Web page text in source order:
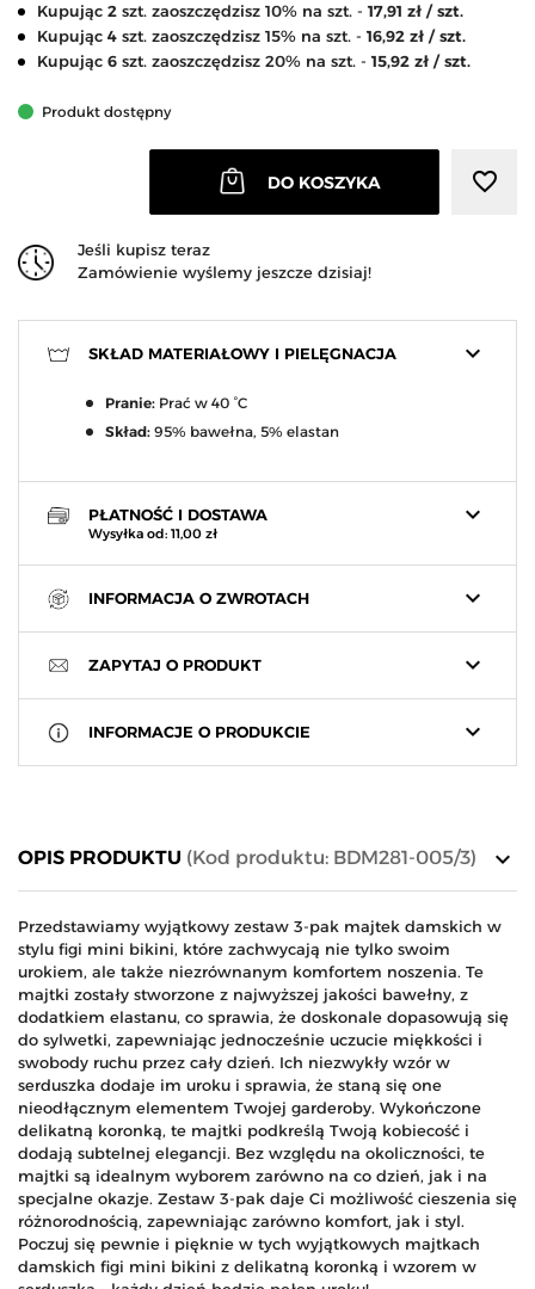
Kupując 2 szt. zaoszczędzisz 10% na szt. - 17,91 zł / szt.
Kupując 4 szt. zaoszczędzisz 15% na szt. - 16,92 zł / szt.
Kupując 6 szt. zaoszczędzisz 20% na szt. - 15,92 zł / szt.
Produkt dostępny
DO KOSZYKA favorite_border
Jeśli kupisz teraz
Zamówienie wyślemy jeszcze dzisiaj!
keyboard_arrow_down
SKŁAD MATERIAŁOWY I PIELĘGNACJA
Pranie: Prać w 40 °C
Skład: 95% bawełna, 5% elastan
keyboard_arrow_down
PŁATNOŚĆ I DOSTAWA
Wysyłka od: 11,00 zł
keyboard_arrow_down
INFORMACJA O ZWROTACH
keyboard_arrow_down
ZAPYTAJ O PRODUKT
keyboard_arrow_down
INFORMACJE O PRODUKCIE
keyboard_arrow_down
OPIS PRODUKTU (Kod produktu: BDM281-005/3)
Przedstawiamy wyjątkowy zestaw 3-pak majtek damskich w
stylu figi mini bikini, które zachwycają nie tylko swoim
urokiem, ale także niezrównanym komfortem noszenia. Te
majtki zostały stworzone z najwyższej jakości bawełny, z
dodatkiem elastanu, co sprawia, że doskonale dopasowują się
do sylwetki, zapewniając jednocześnie uczucie miękkości i
swobody ruchu przez cały dzień. Ich niezwykły wzór w
serduszka dodaje im uroku i sprawia, że staną się one
nieodłącznym elementem Twojej garderoby. Wykończone
delikatną koronką, te majtki podkreślą Twoją kobiecość i
dodają subtelnej elegancji. Bez względu na okoliczności, te
majtki są idealnym wyborem zarówno na co dzień, jak i na
specjalne okazje. Zestaw 3-pak daje Ci możliwość cieszenia się
różnorodnością, zapewniając zarówno komfort, jak i styl.
Poczuj się pewnie i pięknie w tych wyjątkowych majtkach
damskich figi mini bikini z delikatną koronką i wzorem w